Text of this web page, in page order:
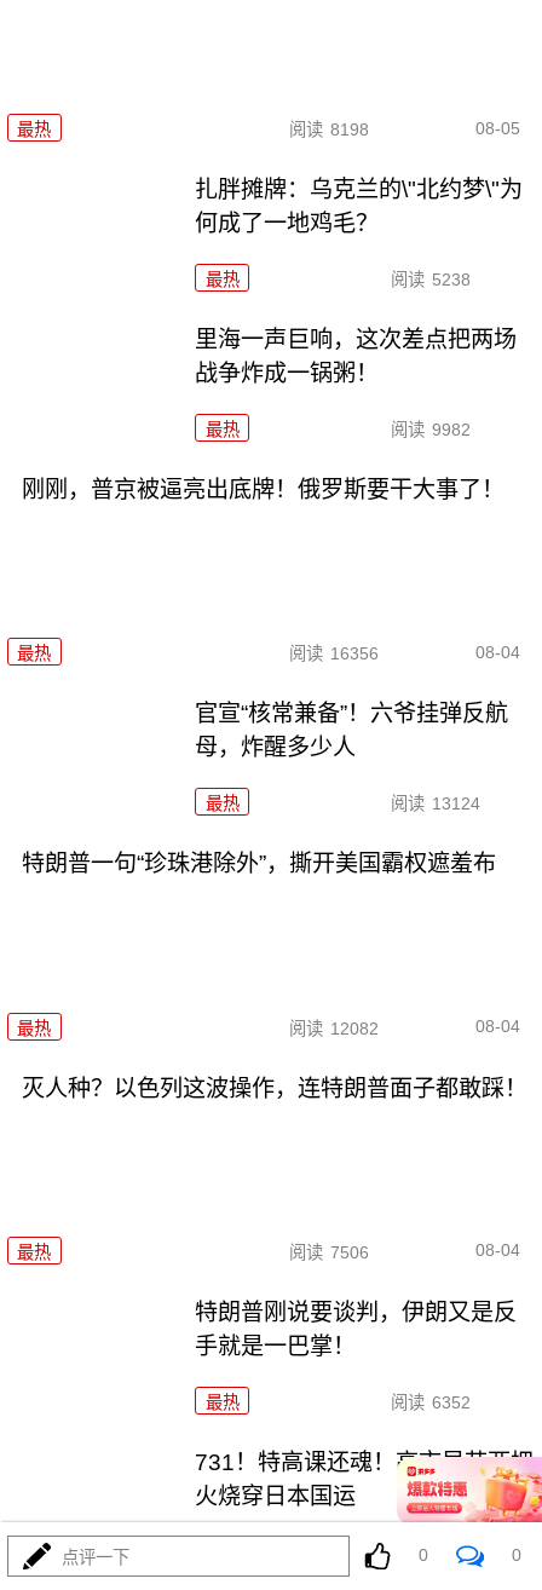
最热 阅读 8198 08-05
扎胖摊牌：乌克兰的\"北约梦\"为
何成了一地鸡毛？
最热 阅读 5238
里海一声巨响，这次差点把两场
战争炸成一锅粥！
最热 阅读 9982
刚刚，普京被逼亮出底牌！俄罗斯要干大事了！
最热 阅读 16356 08-04
官宣“核常兼备”！六爷挂弹反航
母，炸醒多少人
最热 阅读 13124
特朗普一句“珍珠港除外”，撕开美国霸权遮羞布
最热 阅读 12082 08-04
灭人种？以色列这波操作，连特朗普面子都敢踩！
最热 阅读 7506 08-04
特朗普刚说要谈判，伊朗又是反
手就是一巴掌！
最热 阅读 6352
731！特高课还魂！高市早苗两把
火烧穿日本国运
阅读 5912
点评一下 0 0